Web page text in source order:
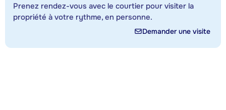
Prenez rendez-vous avec le courtier pour visiter la
propriété à votre rythme, en personne.
Demander une visite